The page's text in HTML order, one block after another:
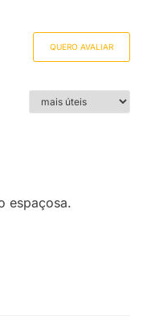
QUERO AVALIAR
espaçosa.